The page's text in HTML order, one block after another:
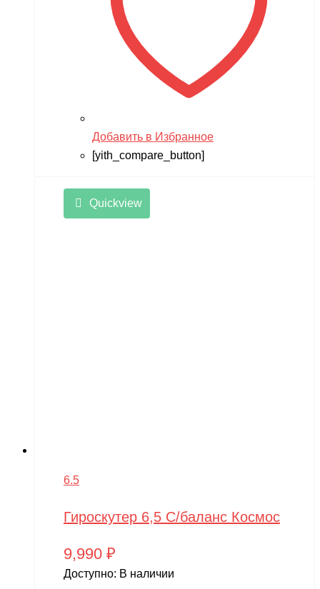
Добавить в Избранное
[yith_compare_button]
Quickview
6.5
Гироскутер 6,5 С/баланс Космос
9,990 ₽
Доступно: В наличии